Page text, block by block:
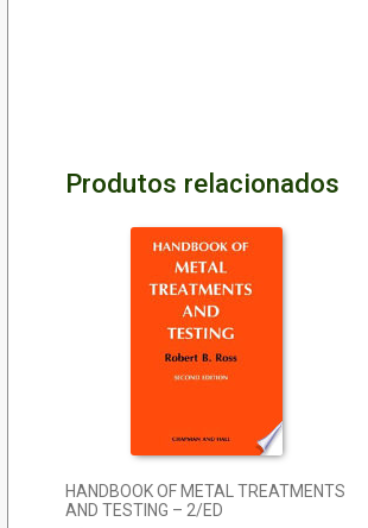
Produtos relacionados
HANDBOOK OF METAL TREATMENTS
AND TESTING – 2/ED